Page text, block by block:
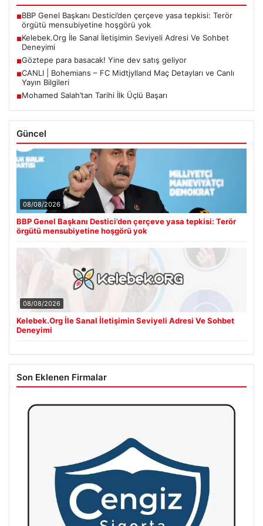
■BBP Genel Başkanı Destici’den çerçeve yasa tepkisi: Terör
örgütü mensubiyetine hoşgörü yok
■Kelebek.Org İle Sanal İletişimin Seviyeli Adresi Ve Sohbet
Deneyimi
■Göztepe para basacak! Yine dev satış geliyor
■CANLI | Bohemians – FC Midtjylland Maç Detayları ve Canlı
Yayın Bilgileri
■Mohamed Salah’tan Tarihi İlk Üçlü Başarı
Güncel
08/08/2026
BBP Genel Başkanı Destici’den çerçeve yasa tepkisi: Terör
örgütü mensubiyetine hoşgörü yok
08/08/2026
Kelebek.Org İle Sanal İletişimin Seviyeli Adresi Ve Sohbet
Deneyimi
Son Eklenen Firmalar